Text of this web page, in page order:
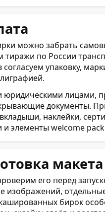
можно забрать
тиражи по России
упаковку,
юридическими лицами,
документы.
наклейки,
элементы welcome
макета
его перед
бирок